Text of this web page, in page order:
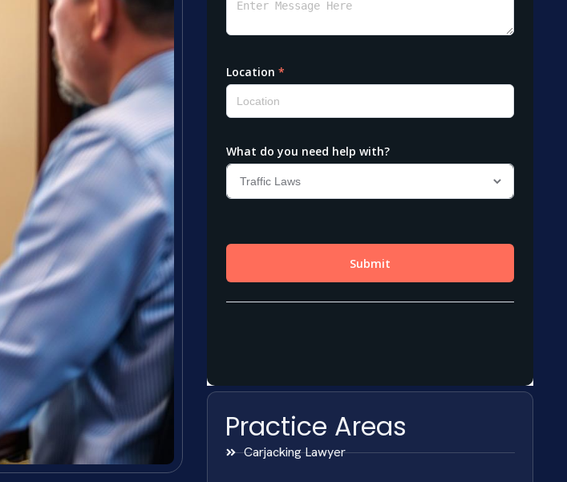
Practice Areas
Carjacking Lawyer